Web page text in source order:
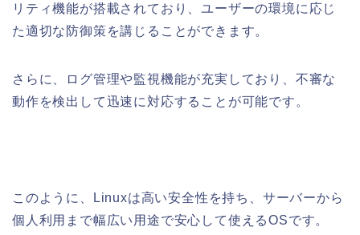
リティ機能が搭載されており、ユーザーの環境に応じ
た適切な防御策を講じることができます。
さらに、ログ管理や監視機能が充実しており、不審な
動作を検出して迅速に対応することが可能です。
このように、Linuxは高い安全性を持ち、サーバーから
個人利用まで幅広い用途で安心して使えるOSです。